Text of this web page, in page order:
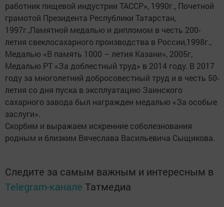
работник пищевой индустрии ТАССР», 1990г., Почетной
грамотой Президента Республики Татарстан,
1997г.,Памятной медалью и дипломом в честь 200-
летия свеклосахарного производства в России,1998г.,
Медалью «В память 1000 – летия Казани», 2005г,
Медалью РТ «За доблестный труд» в 2014 году. В 2017
году за многолетний добросовестный труд и в честь 50-
летия со дня пуска в эксплуатацию Заинского
сахарного завода был награжден медалью «За особые
заслуги».
Скорбим и выражаем искренние соболезнования
родным и близким Вячеслава Васильевича Сыщикова.
Следите за самым важным и интересным в
Telegram-канале Татмедиа